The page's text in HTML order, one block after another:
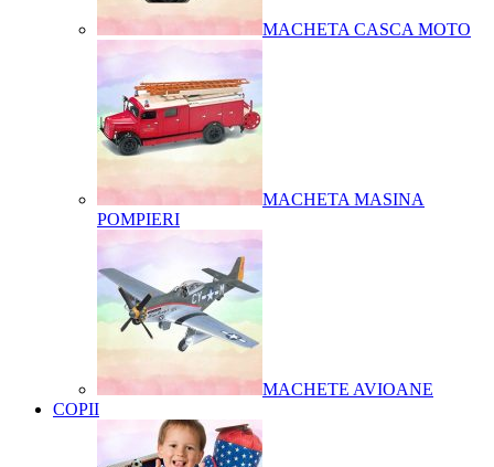
MACHETA CASCA MOTO
MACHETA MASINA
POMPIERI
MACHETE AVIOANE
COPII